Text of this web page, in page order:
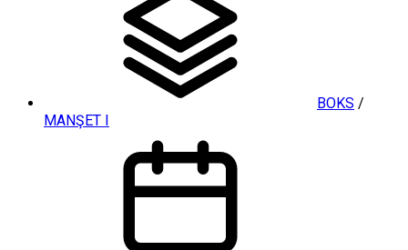
BOKS /
MANŞET I